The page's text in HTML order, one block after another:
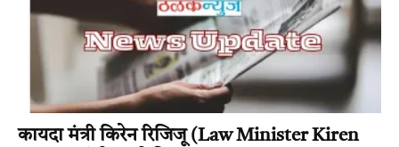
कायदा मंत्री किरेन रिजिजू (Law Minister Kiren